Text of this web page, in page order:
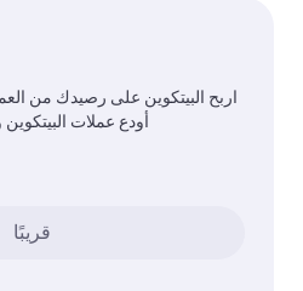
اربح البيتكوين على رصيدك من
أودع عملات
قريبًا